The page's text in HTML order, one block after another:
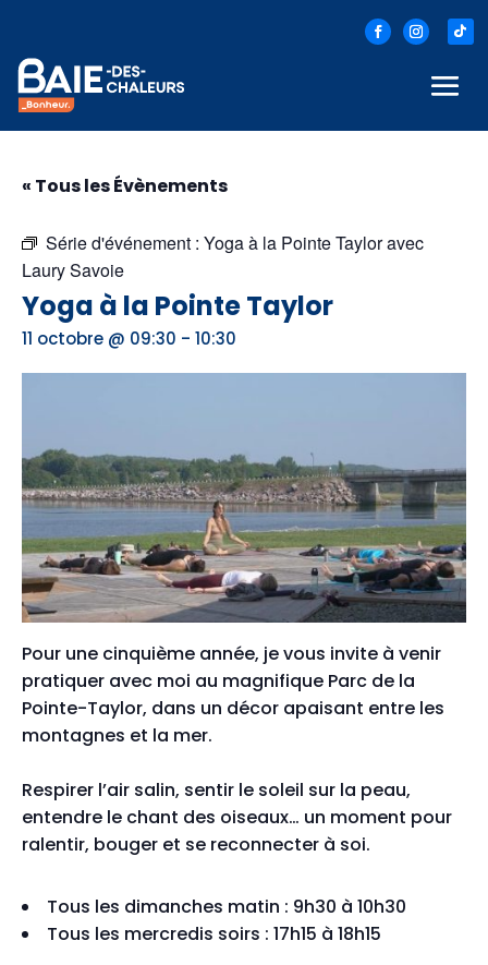
« Tous les Évènements
Série d'événement : Yoga à la Pointe Taylor avec
Laury Savoie
Yoga à la Pointe Taylor
11 octobre @ 09:30 - 10:30
Pour une cinquième année, je vous invite à venir
pratiquer avec moi au magnifique Parc de la
Pointe-Taylor, dans un décor apaisant entre les
montagnes et la mer.
Respirer l’air salin, sentir le soleil sur la peau,
entendre le chant des oiseaux… un moment pour
ralentir, bouger et se reconnecter à soi.
Tous les dimanches matin : 9h30 à 10h30
Tous les mercredis soirs : 17h15 à 18h15